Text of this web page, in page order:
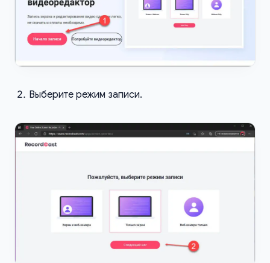
Выберите режим записи.